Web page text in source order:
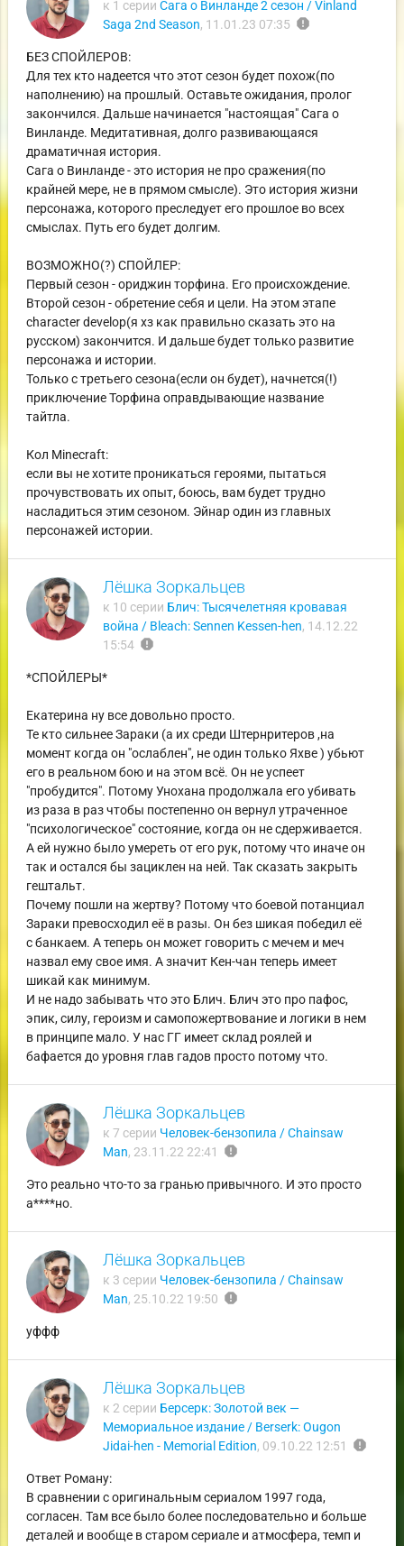
к 1 серии Сага о Винланде 2 сезон / Vinland
Saga 2nd Season, 11.01.23 07:35 report
БЕЗ СПОЙЛЕРОВ:
Для тех кто надеется что этот сезон будет похож(по
наполнению) на прошлый. Оставьте ожидания, пролог
закончился. Дальше начинается "настоящая" Сага о
Винланде. Медитативная, долго развивающаяся
драматичная история.
Сага о Винланде - это история не про сражения(по
крайней мере, не в прямом смысле). Это история жизни
персонажа, которого преследует его прошлое во всех
смыслах. Путь его будет долгим.
ВОЗМОЖНО(?) СПОЙЛЕР:
Первый сезон - ориджин торфина. Его происхождение.
Второй сезон - обретение себя и цели. На этом этапе
character develop(я хз как правильно сказать это на
русском) закончится. И дальше будет только развитие
персонажа и истории.
Только с третьего сезона(если он будет), начнется(!)
приключение Торфина оправдывающие название
тайтла.
Кол Minecraft:
если вы не хотите проникаться героями, пытаться
прочувствовать их опыт, боюсь, вам будет трудно
насладиться этим сезоном. Эйнар один из главных
персонажей истории.
Лёшка Зоркальцев
к 10 серии Блич: Тысячелетняя кровавая
война / Bleach: Sennen Kessen-hen, 14.12.22
15:54 report
*СПОЙЛЕРЫ*
Екатерина ну все довольно просто.
Те кто сильнее Зараки (а их среди Штернритеров ,на
момент когда он "ослаблен", не один только Яхве ) убьют
его в реальном бою и на этом всё. Он не успеет
"пробудится". Потому Унохана продолжала его убивать
из раза в раз чтобы постепенно он вернул утраченное
"психологическое" состояние, когда он не сдерживается.
А ей нужно было умереть от его рук, потому что иначе он
так и остался бы зациклен на ней. Так сказать закрыть
гештальт.
Почему пошли на жертву? Потому что боевой потанциал
Зараки превосходил её в разы. Он без шикая победил её
с банкаем. А теперь он может говорить с мечем и меч
назвал ему свое имя. А значит Кен-чан теперь имеет
шикай как минимум.
И не надо забывать что это Блич. Блич это про пафос,
эпик, силу, героизм и самопожертвование и логики в нем
в принципе мало. У нас ГГ имеет склад роялей и
бафается до уровня глав гадов просто потому что.
Лёшка Зоркальцев
к 7 серии Человек-бензопила / Chainsaw
Man, 23.11.22 22:41 report
Это реально что-то за гранью привычного. И это просто
а****но.
Лёшка Зоркальцев
к 3 серии Человек-бензопила / Chainsaw
Man, 25.10.22 19:50 report
уффф
Лёшка Зоркальцев
к 2 серии Берсерк: Золотой век —
Мемориальное издание / Berserk: Ougon
Jidai-hen - Memorial Edition, 09.10.22 12:51 report
Ответ Роману:
В сравнении с оригинальным сериалом 1997 года,
согласен. Там все было более последовательно и больше
деталей и вообще в старом сериале и атмосфера, темп и